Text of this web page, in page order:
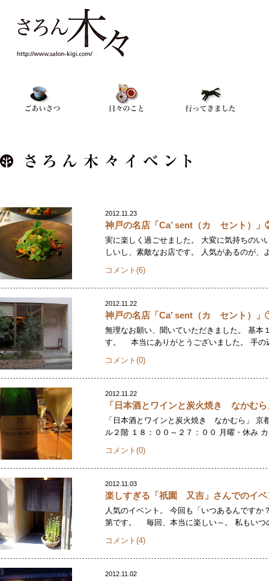
2012.11.23
神戸の名店「Ca’ sent（カ セント）
実に楽しく過ごせました。 大変に気持ちの
しいし、素敵なお店です。 人気があるのが、
コメント(6)
2012.11.22
神戸の名店「Ca’ sent（カ セント）
無理なお願い、聞いていただきました。 基
す。 本当にありがとうございました。 手
コメント(0)
2012.11.22
「日本酒とワインと炭火焼き なかむ
「日本酒とワインと炭火焼き なかむら」
ル２階 １８：００～２７：００ 月曜・休み
コメント(0)
2012.11.03
楽しすぎる「祇園 又吉」さんでのイベ
人気のイベント。 今回も「いつあるんです
第です。 毎回、本当に楽しい～。 私もいつ
コメント(4)
2012.11.02